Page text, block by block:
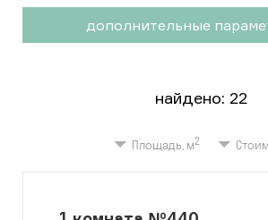
дополнительные
найдено: 22
Площадь, м2